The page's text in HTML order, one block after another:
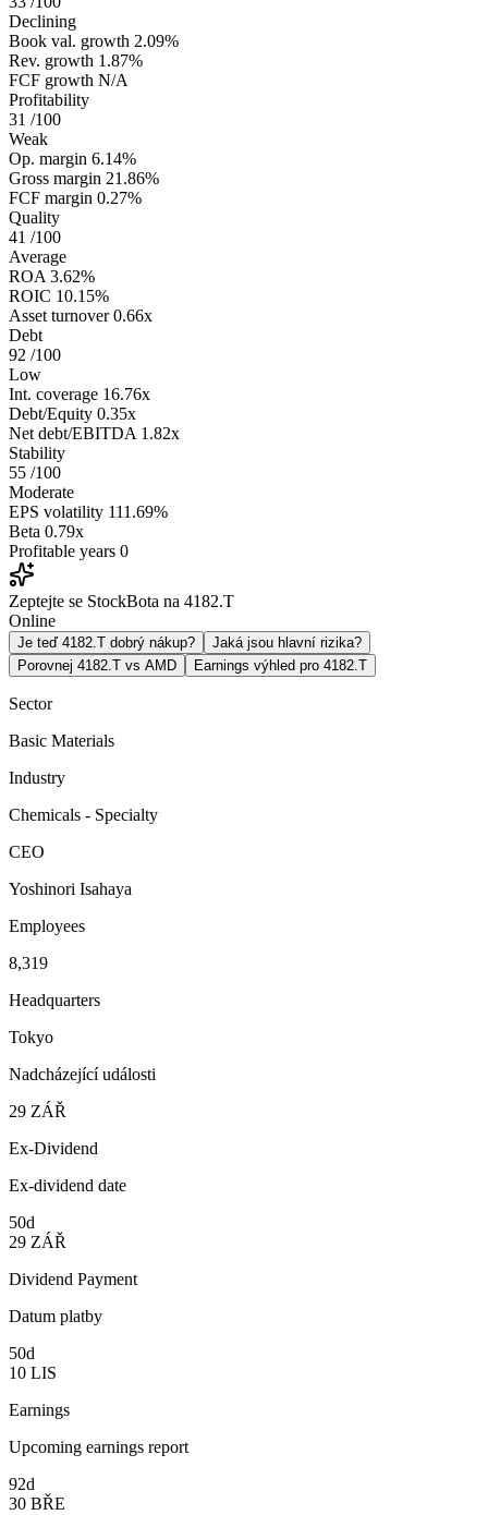
Declining
Book val. growth 2.09%
Rev. growth 1.87%
FCF growth N/A
Profitability
31 /100
Weak
Op. margin 6.14%
Gross margin 21.86%
FCF margin 0.27%
Quality
41 /100
Average
ROA 3.62%
ROIC 10.15%
Asset turnover 0.66x
Debt
92 /100
Low
Int. coverage 16.76x
Debt/Equity 0.35x
Net debt/EBITDA 1.82x
Stability
55 /100
Moderate
EPS volatility 111.69%
Beta 0.79x
Profitable years 0
Zeptejte se StockBota na 4182.T
Online
Je teď 4182.T dobrý nákup?
Jaká jsou hlavní rizika?
Porovnej 4182.T vs AMD
Earnings výhled pro 4182.T
Sector
Basic Materials
Industry
Chemicals - Specialty
CEO
Yoshinori Isahaya
Employees
8,319
Headquarters
Tokyo
Nadcházející události
29 ZÁŘ
Ex-Dividend
Ex-dividend date
50d
29 ZÁŘ
Dividend Payment
Datum platby
50d
10 LIS
Earnings
Upcoming earnings report
92d
30 BŘE